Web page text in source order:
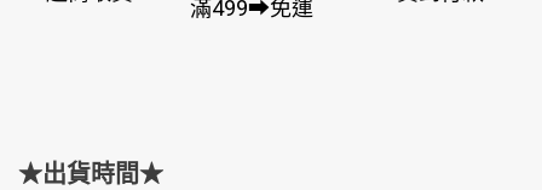
滿499➡免運
★出貨時間★